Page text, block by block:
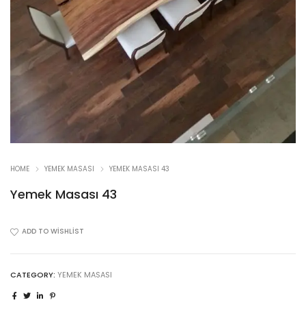
HOME YEMEK MASASI YEMEK MASASI 43
Yemek Masası 43
ADD TO WISHLIST
CATEGORY: YEMEK MASASI